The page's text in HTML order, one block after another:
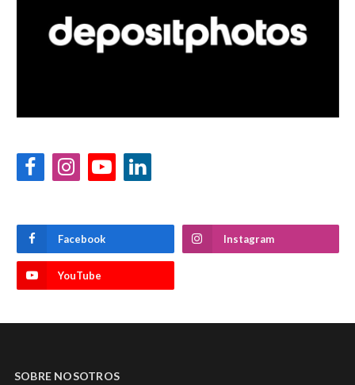
FacebookInstagramYouTubeLinkedIn
Facebook Instagram
YouTube
SOBRE NOSOTROS